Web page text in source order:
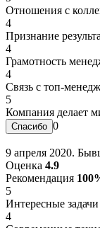
Отношения с
4
Признание
4
Грамотность
4
Связь с топ-
5
Компания делает
0
9 апреля 2020.
Оценка 4.9
Рекомендация
5
Интересные задачи
4